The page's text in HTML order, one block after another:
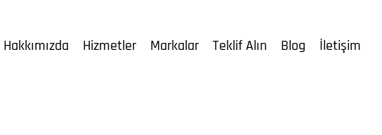
Hakkımızda Hizmetler Markalar Teklif Alın Blog İletişim